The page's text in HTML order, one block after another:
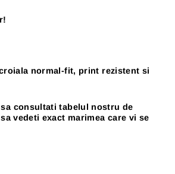
normal-fit, print rezistent si
consultati tabelul nostru de
vedeti exact marimea care vi se